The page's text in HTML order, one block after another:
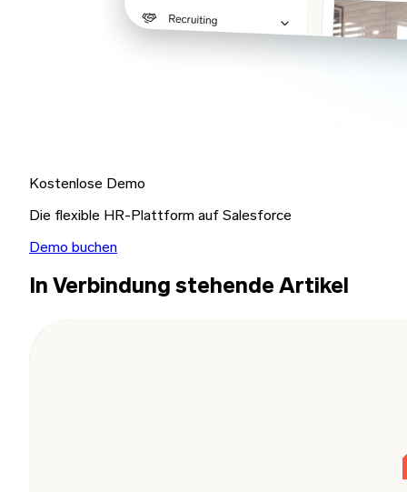
Kostenlose Demo
Die flexible HR-Plattform auf Salesforce
Demo buchen
In Verbindung stehende Artikel